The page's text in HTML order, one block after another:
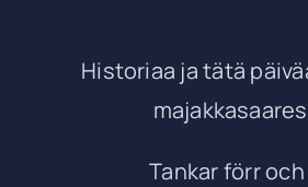
Historiaa ja tätä
Tankar förr